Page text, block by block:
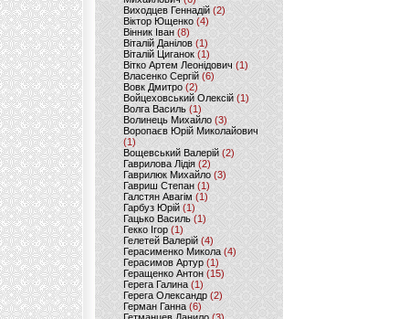
Виходцев Геннадій (2)
Віктор Ющенко (4)
Вінник Іван (8)
Віталій Данілов (1)
Віталій Циганок (1)
Вітко Артем Леонідович(1)
Власенко Сергій (6)
Вовк Дмитро(2)
Войцеховський Олексій(1)
Волга Василь (1)
Волинець Михайло (3)
Воропаєв Юрій Миколайович
(1)
Вощевський Валерій(2)
Гаврилова Лідія (2)
Гаврилюк Михайло (3)
Гавриш Степан (1)
Галстян Авагім (1)
Гарбуз Юрій (1)
Гацько Василь (1)
Гекко Ігор(1)
Гелетей Валерій (4)
Герасименко Микола (4)
Герасимов Артур (1)
Геращенко Антон(15)
Герега Галина (1)
Герега Олександр (2)
Герман Ганна (6)